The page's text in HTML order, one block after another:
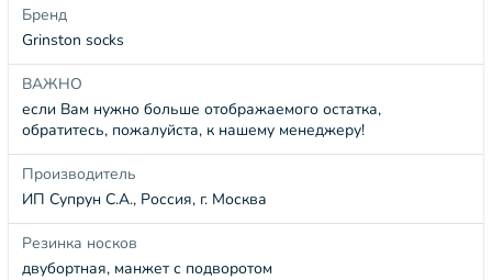
Бренд
Grinston socks
ВАЖНО
если Вам нужно больше отображаемого остатка,
обратитесь, пожалуйста, к нашему менеджеру!
Производитель
ИП Супрун С.А., Россия, г. Москва
Резинка носков
двубортная, манжет с подворотом